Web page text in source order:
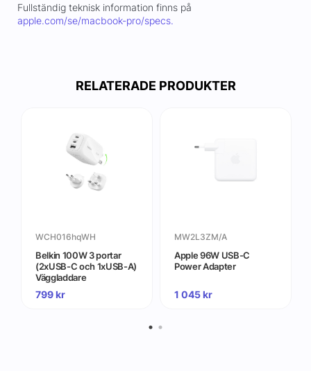
Fullständig teknisk information finns på
apple.com/se/macbook-pro/specs.
RELATERADE PRODUKTER
WCH016hqWH
Belkin 100W 3 portar
(2xUSB-C och 1xUSB-A)
Väggladdare
799kr
MW2L3ZM/A
Apple 96W USB-C
Power Adapter
1 045kr